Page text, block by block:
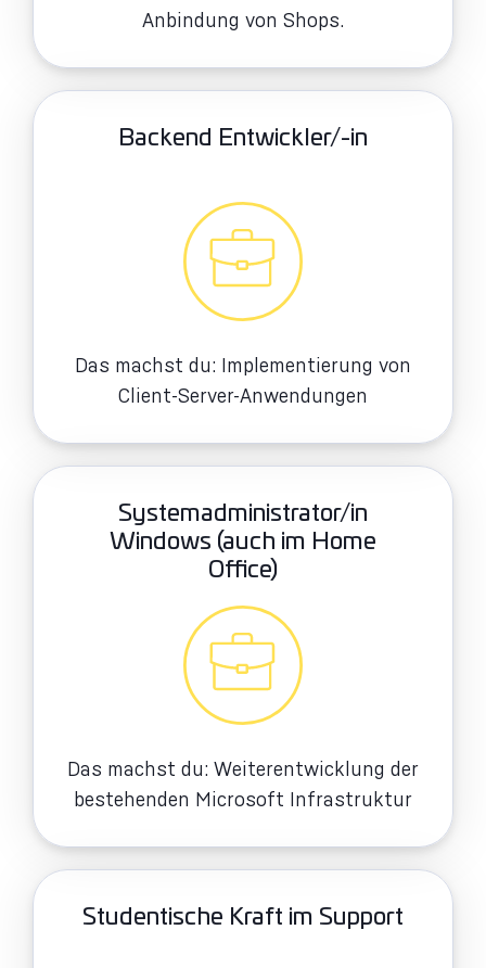
Anbindung von Shops.
Backend Entwickler/-in
Das machst du: Implementierung von
Client-Server-Anwendungen
Systemadministrator/in
Windows (auch im Home
Office)
Das machst du: Weiterentwicklung der
bestehenden Microsoft Infrastruktur
Studentische Kraft im Support